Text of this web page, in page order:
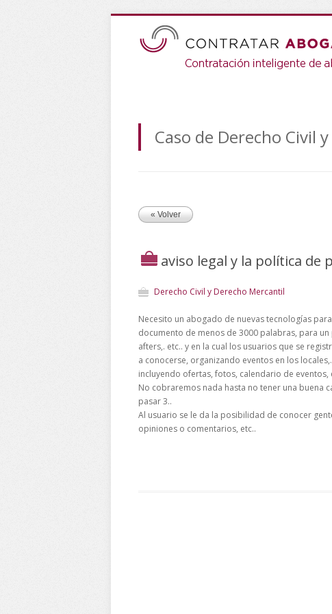
Caso de Derecho Civil
« Volver
aviso legal y la política de
Derecho Civil y Derecho Mercantil
Necesito un abogado de nuevas tecnologías
documento de menos de 3000 palabras, para
afters,. etc.. y en la cual los usuarios que se
a conocerse, organizando eventos en los
incluyendo ofertas, fotos, calendario de eventos,
No cobraremos nada hasta no tener una buena
pasar 3..
Al usuario se le da la posibilidad de conocer
opiniones o comentarios, etc..